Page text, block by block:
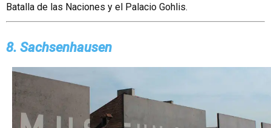
Batalla de las Naciones y el Palacio Gohlis.
8. Sachsenhausen